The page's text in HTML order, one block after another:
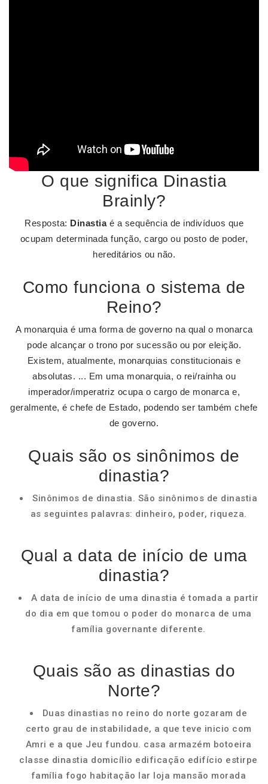
O que significa Dinastia
Brainly?
Resposta: Dinastiaé a sequência de indivíduos que
ocupam determinada função, cargo ou posto de poder,
hereditários ou não.
Como funciona o sistema de
Reino?
A monarquia é uma forma de governo na qual o monarca
pode alcançar o trono por sucessão ou por eleição.
Existem, atualmente, monarquias constitucionais e
absolutas. ... Em uma monarquia, o rei/rainha ou
imperador/imperatriz ocupa o cargo de monarca e,
geralmente, é chefe de Estado, podendo ser também chefe
de governo.
Quais são os sinônimos de
dinastia?
Sinônimos de dinastia. São sinônimos de dinastia
as seguintes palavras: dinheiro, poder, riqueza.
Qual a data de início de uma
dinastia?
A data de início de uma dinastia é tomada a partir
do dia em que tomou o poder do monarca de uma
família governante diferente.
Quais são as dinastias do
Norte?
Duas dinastias no reino do norte gozaram de
certo grau de instabilidade, a que teve inicio com
Amri e a que Jeu fundou. casa armazém botoeira
classe dinastia domicílio edificação edifício estirpe
família fogo habitação lar loja mansão morada